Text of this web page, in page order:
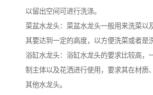
以留出空间可进行洗涤。
菜盆水龙头：菜盆水龙头一般用来洗菜以
其要达到一定的高度，以方便洗菜或者是
浴缸水龙头：浴缸水龙头的要求比较高，
制主体以及花洒进行使用，要求其在材质
其他水龙头。